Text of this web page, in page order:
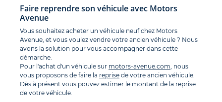
Faire reprendre son véhicule avec Motors
Avenue
Vous souhaitez acheter un véhicule neuf chez Motors
Avenue, et vous voulez vendre votre ancien véhicule ? Nous
avons la solution pour vous accompagner dans cette
démarche.
Pour l'achat d'un véhicule sur motors-avenue.com, nous
vous proposons de faire la reprise de votre ancien véhicule.
Dès à présent vous pouvez estimer le montant de la reprise
de votre véhicule.